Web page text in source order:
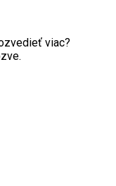
viac?